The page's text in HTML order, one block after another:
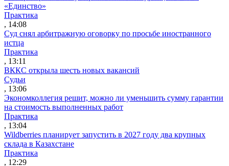
«Единство»
Практика
, 14:08
Суд снял арбитражную оговорку по просьбе иностранного
истца
Практика
, 13:11
ВККС открыла шесть новых вакансий
Судьи
, 13:06
Экономколлегия решит, можно ли уменьшить сумму гарантии
на стоимость выполненных работ
Практика
, 13:04
Wildberries планирует запустить в 2027 году два крупных
склада в Казахстане
Практика
, 12:29